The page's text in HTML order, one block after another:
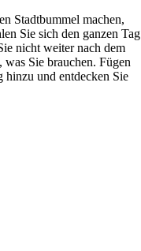
Stadtbummel machen,
Sie sich den ganzen Tag
nicht weiter nach dem
Sie brauchen. Fügen
hinzu und entdecken Sie